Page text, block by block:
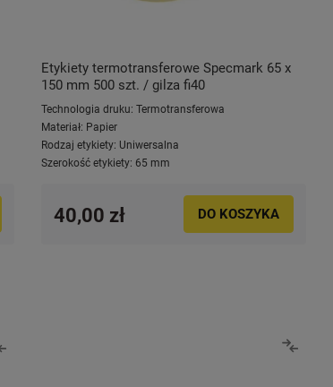
Etykiety termotransferowe Specmark 65 x
150 mm 500 szt. / gilza fi40
Technologia druku: Termotransferowa
Materiał: Papier
Rodzaj etykiety: Uniwersalna
Szerokość etykiety: 65 mm
40,00 zł DO KOSZYKA